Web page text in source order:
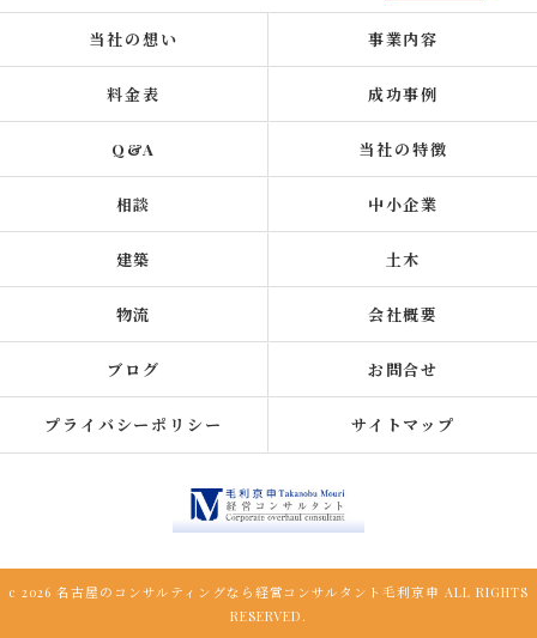
当社の想い 事業内容
料金表 成功事例
Q&A 当社の特徴
相談 中小企業
建築 土木
物流 会社概要
ブログ お問合せ
プライバシーポリシー サイトマップ
c 2026 名古屋のコンサルティングなら経営コンサルタント毛利京申 ALL RIGHTS
RESERVED.